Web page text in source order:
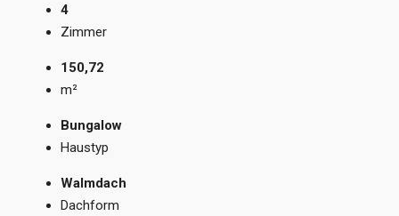
4
Zimmer
150,72
m²
Bungalow
Haustyp
Walmdach
Dachform